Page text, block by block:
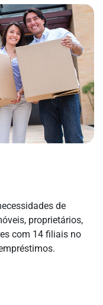
de
proprietários,
com 14 filiais no